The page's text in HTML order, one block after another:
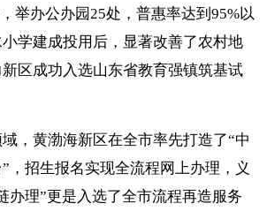
举办公办园25处，普惠率达到95%以
学建成投用后，显著改善了农村地
区成功入选山东省教育强镇筑基试
，黄渤海新区在全市率先打造了“中
，招生报名实现全流程网上办理，义
办理”更是入选了全市流程再造服务